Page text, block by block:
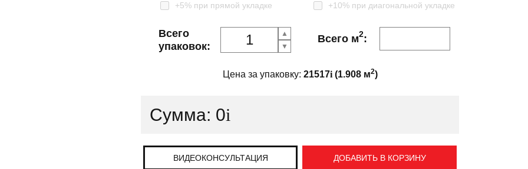
+5% при прямой укладке +10% при диагональной укладке
Всего
упаковок:
Всего м2:
Цена за упаковку: 21517i(1.908м2)
Сумма: 0i
ВИДЕОКОНСУЛЬТАЦИЯ ДОБАВИТЬ В КОРЗИНУ